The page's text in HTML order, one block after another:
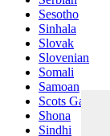
Sesotho
Sinhala
Slovak
Slovenian
Somali
Samoan
Scots Gaelic
Shona
Sindhi